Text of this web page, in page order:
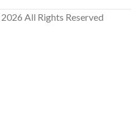
2026 All Rights Reserved